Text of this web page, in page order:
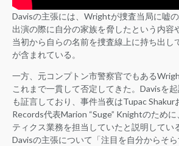
Davisの主張には、Wrightが捜査当局に嘘
出演の際に自分の家族を脅したという内
当初から自らの名前を捜査線上に持ち出し
が含まれている。
一方、元コンプトン市警察官でもある
これまで一貫して否定してきた。Davisを
も証言しており、事件当夜はTupac Shakur
Records代表Marion “Suge” Knightのため
ティクス業務を担当していたと説明してい
Davisの主張について「注目を自分からそ